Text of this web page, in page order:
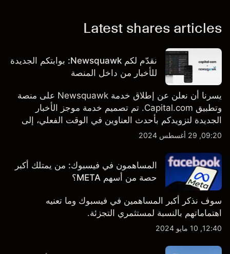
Latest shares articles
نقدّم لكم Newsquawk: بوابتكم الجديدة
للأخبار من داخل المنصة
يسرنا أن نعلن عن إطلاق خدمة Newsquawk على منصة
وتطبيق Capital.com. تم تصميم خدمة موجز الأخبار
الجديدة لتزويدكم بأحدث العناوين في الوقت الفعلي، إلى
جانب قصص إخبارية مخصصة وتقارير تحليلية متعمقة - وكل
بالضبط.
09:20, 29 أغسطس 2024
المساهمون في فيسبوك: من يمتلك أكبر
حصة من أسهم META؟
سوف نذكر أكبر المساهمين في فيسبوك وما تعنيه
اهتماماتهم بالنسبة لمستثمري التجزئة.
12:40, 10 مايو 2024